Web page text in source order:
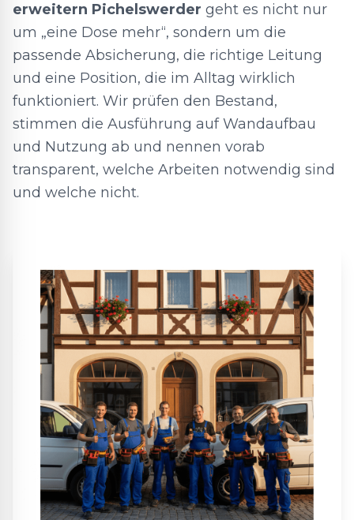
erweitern Pichelswerder geht es nicht nur
um „eine Dose mehr“, sondern um die
passende Absicherung, die richtige Leitung
und eine Position, die im Alltag wirklich
funktioniert. Wir prüfen den Bestand,
stimmen die Ausführung auf Wandaufbau
und Nutzung ab und nennen vorab
transparent, welche Arbeiten notwendig sind
und welche nicht.